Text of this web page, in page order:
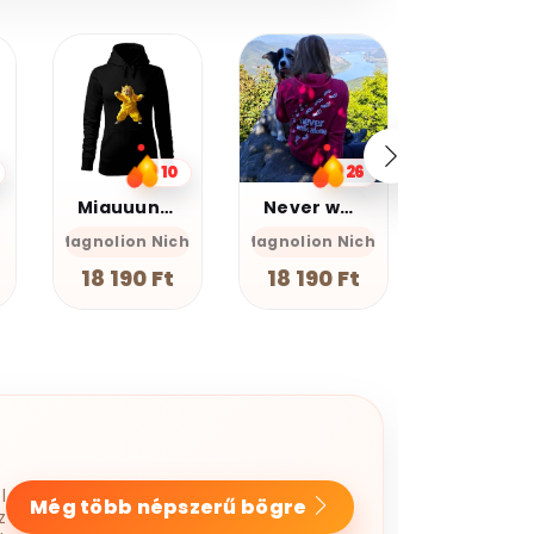
26
Never walk alone
Magnolion Niche
18 190 Ft
13
Graffiti oroszlán v17
Magnolion
12 990 Ft
Még több népszerű bögre